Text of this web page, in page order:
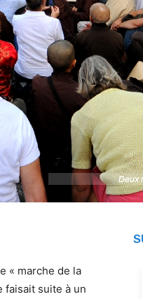
Deux
Deux
« marche de la
faisait suite à un